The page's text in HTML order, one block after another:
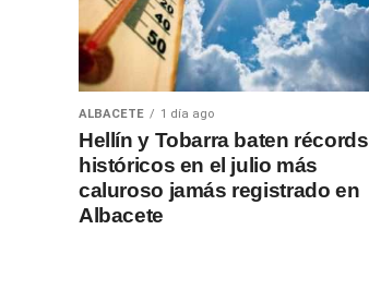
ALBACETE 1 día ago
Hellín y Tobarra baten récords
históricos en el julio más
caluroso jamás registrado en
Albacete